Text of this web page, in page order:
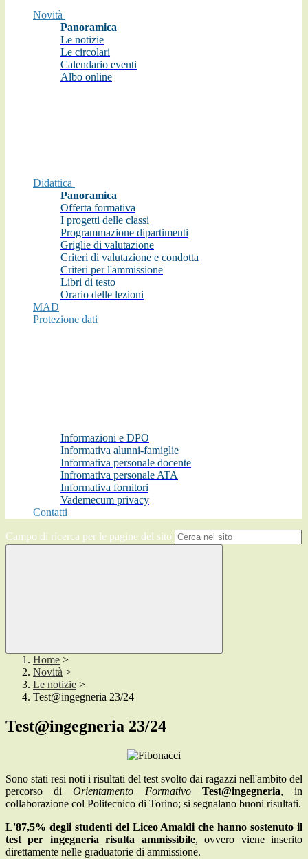
Novità
Panoramica
Le notizie
Le circolari
Calendario eventi
Albo online
Didattica
Panoramica
Offerta formativa
I progetti delle classi
Programmazione dipartimenti
Griglie di valutazione
Criteri di valutazione e condotta
Criteri per l'ammissione
Libri di testo
Orario delle lezioni
MAD
Protezione dati
Informazioni e DPO
Informativa alunni-famiglie
Informativa personale docente
Infromativa personale ATA
Informativa fornitori
Vademecum privacy
Contatti
Campo di ricerca per le pagine del sito
Home >
Novità >
Le notizie >
Test@ingegneria 23/24
Test@ingegneria 23/24
Sono stati resi noti i risultati del test svolto dai ragazzi nell'ambito del
percorso diOrientamento Formativo Test@ingegneria, in
collaborazione col Politecnico di Torino; si segnalano buoni risultati.
L'87,5% degli studenti del Liceo Amaldi che hanno sostenuto il
test per ingegneria risulta ammissibile, ovvero viene inserito
direttamente nelle graduatorie di ammissione.